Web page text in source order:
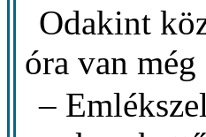
Odakint
óra van
–